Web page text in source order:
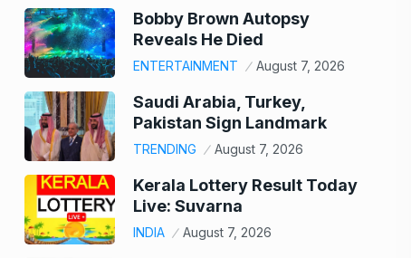
Bobby Brown Autopsy
Reveals He Died
ENTERTAINMENT August 7, 2026
Saudi Arabia, Turkey,
Pakistan Sign Landmark
TRENDING August 7, 2026
Kerala Lottery Result Today
Live: Suvarna
INDIA August 7, 2026